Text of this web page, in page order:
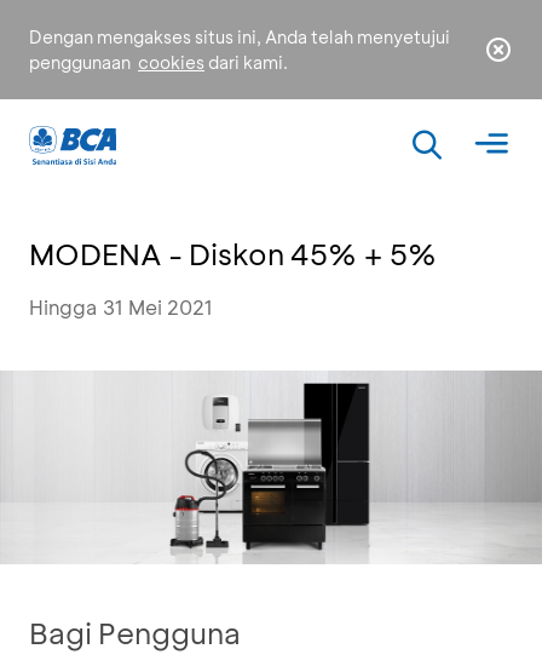
Dengan mengakses situs ini, Anda telah menyetujui
penggunaan cookies dari kami.
MODENA - Diskon 45% + 5%
Hingga 31 Mei 2021
Bagi Pengguna